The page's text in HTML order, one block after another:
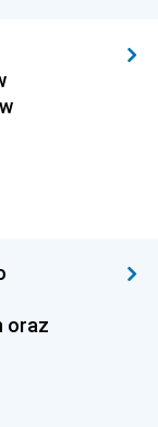
oraz